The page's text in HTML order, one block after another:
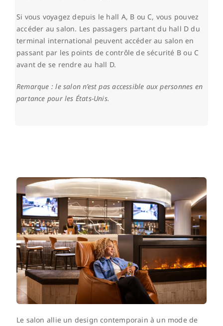
Si vous voyagez depuis le hall A, B ou C, vous pouvez
accéder au salon. Les passagers partant du hall D du
terminal international peuvent accéder au salon en
passant par les points de contrôle de sécurité B ou C
avant de se rendre au hall D.
Remarque : le salon n’est pas accessible aux personnes en
partance pour les États-Unis.
Le salon allie un design contemporain à un mode de